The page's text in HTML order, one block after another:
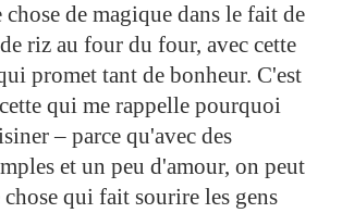
de magique dans le fait de
riz au four du four, avec cette
promet tant de bonheur. C'est
qui me rappelle pourquoi
– parce qu'avec des
et un peu d'amour, on peut
qui fait sourire les gens